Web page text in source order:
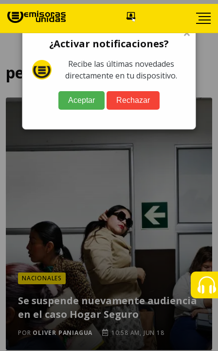
penas acusados
NACIONALES
Se suspende nuevamente audiencia
en el caso Hogar Seguro
POR OLIVER PANIAGUA 10:58 AM, JUN 18
×
¿Activar notificaciones?
Recibe las últimas novedades
directamente en tu dispositivo.
Aceptar Rechazar